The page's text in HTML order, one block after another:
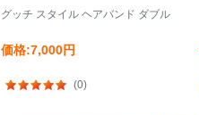
グッチ スタイル ヘアバンド ダブル
価格:7,000円
(0)